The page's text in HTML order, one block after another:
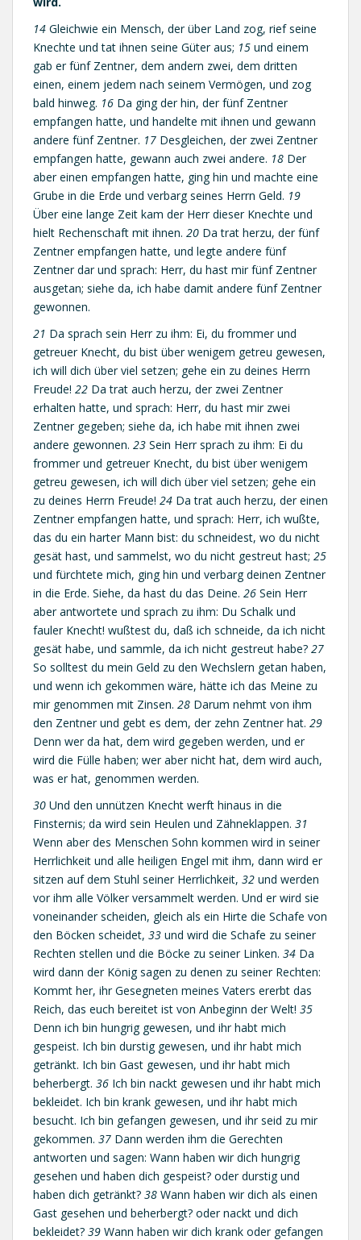
14 Gleichwie ein Mensch, der über Land zog, rief seine
Knechte und tat ihnen seine Güter aus; 15 und einem
gab er fünf Zentner, dem andern zwei, dem dritten
einen, einem jedem nach seinem Vermögen, und zog
bald hinweg. 16 Da ging der hin, der fünf Zentner
empfangen hatte, und handelte mit ihnen und gewann
andere fünf Zentner. 17 Desgleichen, der zwei Zentner
empfangen hatte, gewann auch zwei andere. 18 Der
aber einen empfangen hatte, ging hin und machte eine
Grube in die Erde und verbarg seines Herrn Geld. 19
Über eine lange Zeit kam der Herr dieser Knechte und
hielt Rechenschaft mit ihnen. 20 Da trat herzu, der fünf
Zentner empfangen hatte, und legte andere fünf
Zentner dar und sprach: Herr, du hast mir fünf Zentner
ausgetan; siehe da, ich habe damit andere fünf Zentner
gewonnen.
21 Da sprach sein Herr zu ihm: Ei, du frommer und
getreuer Knecht, du bist über wenigem getreu gewesen,
ich will dich über viel setzen; gehe ein zu deines Herrn
Freude! 22 Da trat auch herzu, der zwei Zentner
erhalten hatte, und sprach: Herr, du hast mir zwei
Zentner gegeben; siehe da, ich habe mit ihnen zwei
andere gewonnen. 23 Sein Herr sprach zu ihm: Ei du
frommer und getreuer Knecht, du bist über wenigem
getreu gewesen, ich will dich über viel setzen; gehe ein
zu deines Herrn Freude! 24 Da trat auch herzu, der einen
Zentner empfangen hatte, und sprach: Herr, ich wußte,
das du ein harter Mann bist: du schneidest, wo du nicht
gesät hast, und sammelst, wo du nicht gestreut hast; 25
und fürchtete mich, ging hin und verbarg deinen Zentner
in die Erde. Siehe, da hast du das Deine. 26 Sein Herr
aber antwortete und sprach zu ihm: Du Schalk und
fauler Knecht! wußtest du, daß ich schneide, da ich nicht
gesät habe, und sammle, da ich nicht gestreut habe? 27
So solltest du mein Geld zu den Wechslern getan haben,
und wenn ich gekommen wäre, hätte ich das Meine zu
mir genommen mit Zinsen. 28 Darum nehmt von ihm
den Zentner und gebt es dem, der zehn Zentner hat. 29
Denn wer da hat, dem wird gegeben werden, und er
wird die Fülle haben; wer aber nicht hat, dem wird auch,
was er hat, genommen werden.
30 Und den unnützen Knecht werft hinaus in die
Finsternis; da wird sein Heulen und Zähneklappen. 31
Wenn aber des Menschen Sohn kommen wird in seiner
Herrlichkeit und alle heiligen Engel mit ihm, dann wird er
sitzen auf dem Stuhl seiner Herrlichkeit, 32 und werden
vor ihm alle Völker versammelt werden. Und er wird sie
voneinander scheiden, gleich als ein Hirte die Schafe von
den Böcken scheidet, 33 und wird die Schafe zu seiner
Rechten stellen und die Böcke zu seiner Linken. 34 Da
wird dann der König sagen zu denen zu seiner Rechten:
Kommt her, ihr Gesegneten meines Vaters ererbt das
Reich, das euch bereitet ist von Anbeginn der Welt! 35
Denn ich bin hungrig gewesen, und ihr habt mich
gespeist. Ich bin durstig gewesen, und ihr habt mich
getränkt. Ich bin Gast gewesen, und ihr habt mich
beherbergt. 36 Ich bin nackt gewesen und ihr habt mich
bekleidet. Ich bin krank gewesen, und ihr habt mich
besucht. Ich bin gefangen gewesen, und ihr seid zu mir
gekommen. 37 Dann werden ihm die Gerechten
antworten und sagen: Wann haben wir dich hungrig
gesehen und haben dich gespeist? oder durstig und
haben dich getränkt? 38 Wann haben wir dich als einen
Gast gesehen und beherbergt? oder nackt und dich
bekleidet? 39 Wann haben wir dich krank oder gefangen